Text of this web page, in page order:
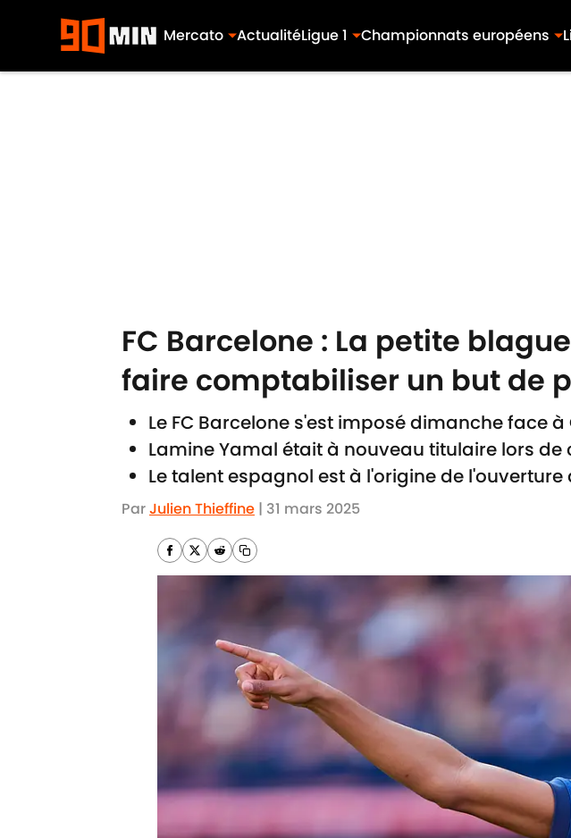
Mercato ActualitéLigue 1 Championnats européens
FC Barcelone : La petite
faire comptabiliser un but de
Le FC Barcelone s'est imposé dimanche face
Lamine Yamal était à nouveau titulaire lors de
Le talent espagnol est à l'origine de
ParJulien Thieffine | 31 mars 2025